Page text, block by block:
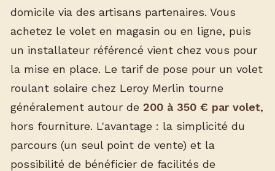
domicile via des artisans partenaires. Vous
achetez le volet en magasin ou en ligne, puis
un installateur référencé vient chez vous pour
la mise en place. Le tarif de pose pour un volet
roulant solaire chez Leroy Merlin tourne
généralement autour de 200 à 350 € par volet,
hors fourniture. L'avantage : la simplicité du
parcours (un seul point de vente) et la
possibilité de bénéficier de facilités de